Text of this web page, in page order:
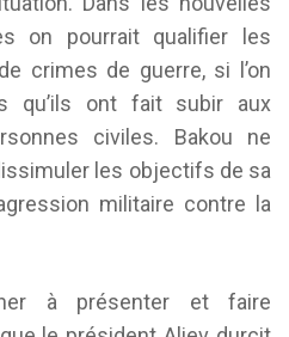
on pourrait qualifier les
crimes de guerre, si l’on
qu’ils ont fait subir aux
civiles. Bakou ne
les objectifs de sa
militaire contre la
à présenter et faire